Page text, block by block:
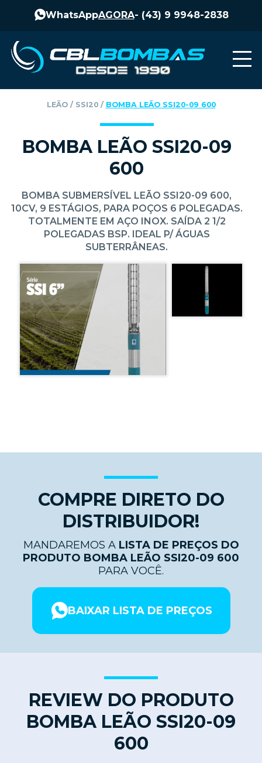
WhatsAppAGORA- (43) 9 9948-2838
LEÃO‎ / ‎ SSI20‎ / ‎ BOMBA LEÃO SSI20-09 600
BOMBA LEÃO SSI20-09
600
BOMBA SUBMERSÍVEL LEÃO SSI20-09 600,
10CV, 9 ESTÁGIOS, PARA POÇOS 6 POLEGADAS.
TOTALMENTE EM AÇO INOX. SAÍDA 2 1/2
POLEGADAS BSP. IDEAL P/ ÁGUAS
SUBTERRÂNEAS.
COMPRE DIRETO DO
DISTRIBUIDOR!
MANDAREMOS A LISTA DE PREÇOS DO
PRODUTO BOMBA LEÃO SSI20-09 600
PARA VOCÊ.
BAIXAR LISTA DE PREÇOS
REVIEW DO PRODUTO
BOMBA LEÃO SSI20-09
600